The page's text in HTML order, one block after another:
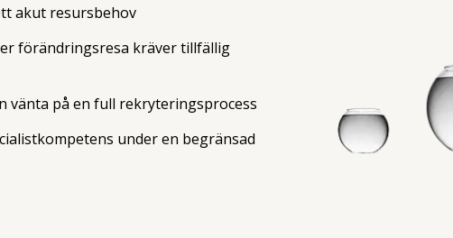
akut resursbehov
förändringsresa kräver tillfällig
vänta på en full rekryteringsprocess
under en begränsad